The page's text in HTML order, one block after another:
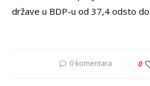
države u BDP-u od 37,4 odsto
0 komentara 0